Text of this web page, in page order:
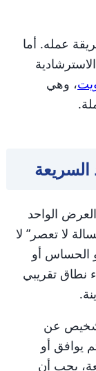
عمله. أما
، وهي
الواحد
لا تعصر” لا
الحساس أو
نطاق تقريبي
عن
يوافق أو
يجب أن